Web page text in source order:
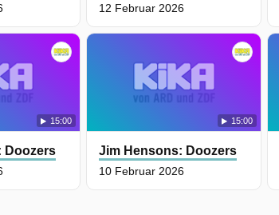
15:00
Doozers
12 Februar 2026
15:00
Jim Hensons: Doozers
10 Februar 2026